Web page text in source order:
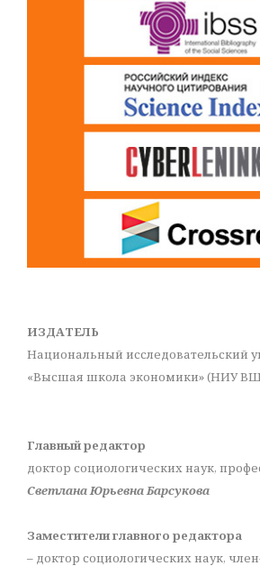
ИЗДАТЕЛЬ
Национальный исследовательский
«Высшая школа экономики» (НИУ
Главный редактор
доктор социологических наук,
Светлана Юрьевна Барсукова
Заместители главного редактора
– доктор социологических наук,